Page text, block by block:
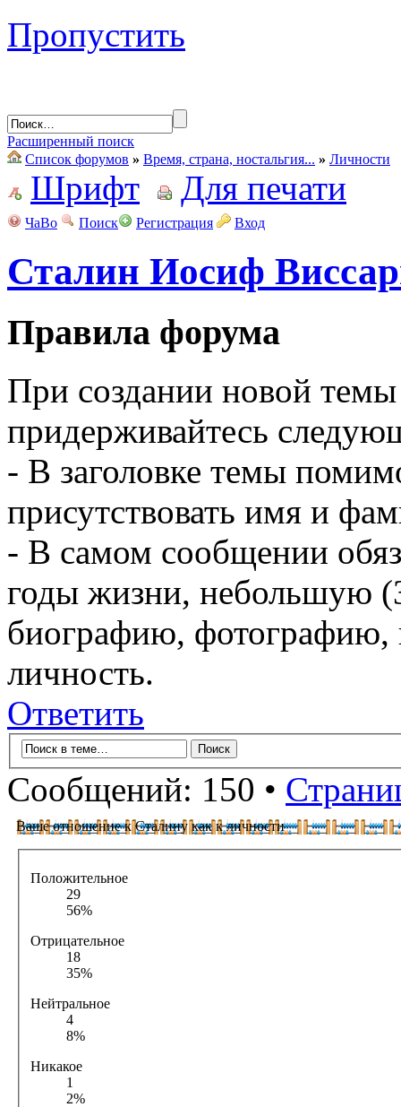
Пропустить
Расширенный поиск
Список форумов » Время, страна, ностальгия... » Личности
Шрифт Для печати
ЧаВо Поиск Регистрация Вход
Сталин Иосиф
Правила форума
При создании новой темы
придерживайтесь
- В заголовке темы
присутствовать имя и
- В самом сообщении
годы жизни, небольшую
биографию, фотографию,
личность.
Ответить
Сообщений: 150 •
Ваше отношение к Сталину как к личности
Положительное
29
56%
Отрицательное
18
35%
Нейтральное
4
8%
Никакое
1
2%